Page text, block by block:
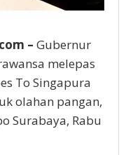
– Gubernur
melepas
To Singapura
olahan pangan,
Surabaya, Rabu